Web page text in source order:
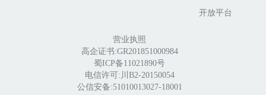
开放平台
营业执照
高企证书:GR201851000984
蜀ICP备11021890号
电信许可:川B2-20150054
公信安备:51010013027-18001